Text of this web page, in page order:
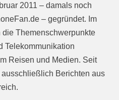
2011 – damals noch
– gegründet. Im
die Themenschwerpunkte
Telekommunikation
Reisen und Medien. Seit
Berichten aus